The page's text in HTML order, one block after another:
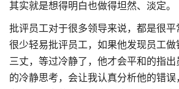
其实就是想得明白也做得坦然、淡定。
批评员工对于很多领导来说，都是很
很少轻易批评员工，如果他发现员工做
三丈，等过冷静了，他才会平和的指出
的冷静思考，会让我认真分析他的错误